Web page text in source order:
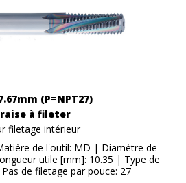
(P=NPT27)
à fileter
filetage intérieur
de l'outil: MD | Diamètre de
utile [mm]: 10.35 | Type de
de filetage par pouce: 27